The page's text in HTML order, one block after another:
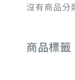
沒有商品分
商品標籤